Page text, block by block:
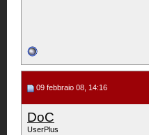
09 febbraio 08, 14:16
DoC
UserPlus